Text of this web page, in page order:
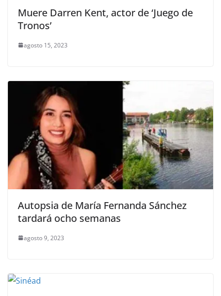
Muere Darren Kent, actor de ‘Juego de
Tronos’
agosto 15, 2023
Autopsia de María Fernanda Sánchez
tardará ocho semanas
agosto 9, 2023